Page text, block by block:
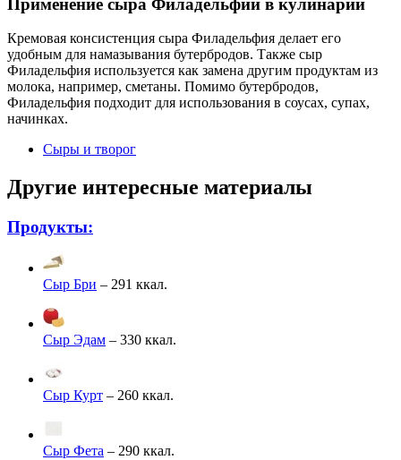
Кремовая консистенция сыра Филадельфия делает его
удобным для намазывания бутербродов. Также сыр
Филадельфия используется как замена другим продуктам из
молока, например, сметаны. Помимо бутербродов,
Филадельфия подходит для использования в соусах, супах,
начинках.
Сыры и творог
Другие интересные материалы
Продукты:
Сыр Бри – 291 ккал.
Сыр Эдам – 330 ккал.
Сыр Курт – 260 ккал.
Сыр Фета – 290 ккал.